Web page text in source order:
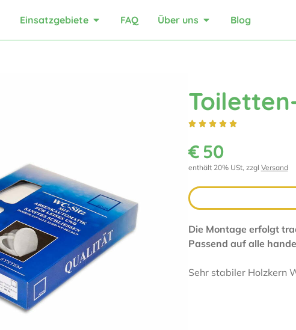
Einsatzgebiete FAQ Über uns Blog
    
€ 50
enthält 20% USt, zzgl Versand
Die Montage erfolgt
Passend auf alle
Sehr stabiler Holzkern